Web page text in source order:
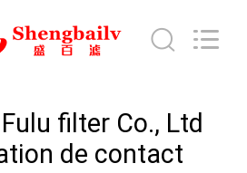
filter Co., Ltd
de contact